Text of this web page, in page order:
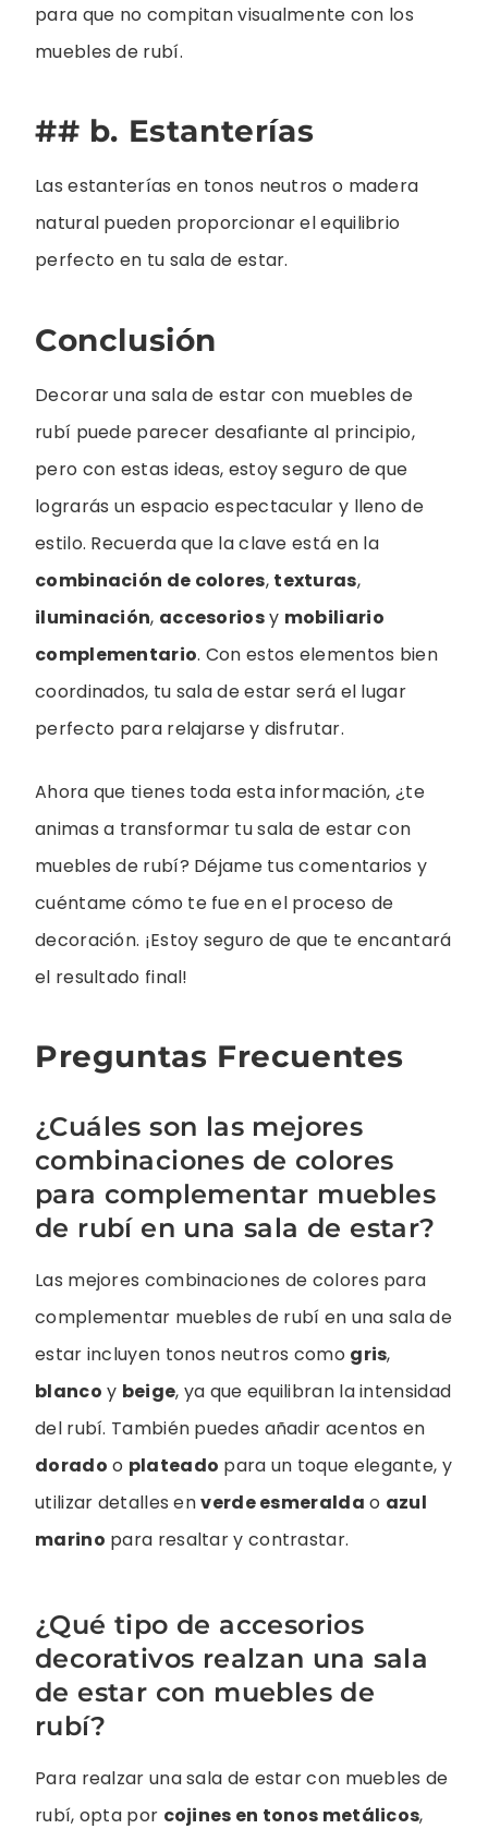
para que no compitan visualmente con los
muebles de rubí.
## b. Estanterías
Las estanterías en tonos neutros o madera
natural pueden proporcionar el equilibrio
perfecto en tu sala de estar.
Conclusión
Decorar una sala de estar con muebles de
rubí puede parecer desafiante al principio,
pero con estas ideas, estoy seguro de que
lograrás un espacio espectacular y lleno de
estilo. Recuerda que la clave está en la
combinación de colores, texturas,
iluminación, accesoriosy mobiliario
complementario. Con estos elementos bien
coordinados, tu sala de estar será el lugar
perfecto para relajarse y disfrutar.
Ahora que tienes toda esta información, ¿te
animas a transformar tu sala de estar con
muebles de rubí? Déjame tus comentarios y
cuéntame cómo te fue en el proceso de
decoración. ¡Estoy seguro de que te encantará
el resultado final!
Preguntas Frecuentes
¿Cuáles son las mejores
combinaciones de colores
para complementar muebles
de rubí en una sala de estar?
Las mejores combinaciones de colores para
complementar muebles de rubí en una sala de
estar incluyen tonos neutros como gris,
blanco y beige, ya que equilibran la intensidad
del rubí. También puedes añadir acentos en
dorado o plateado para un toque elegante, y
utilizar detalles enverde esmeralda o azul
marino para resaltar y contrastar.
¿Qué tipo de accesorios
decorativos realzan una sala
de estar con muebles de
rubí?
Para realzar una sala de estar con muebles de
rubí, opta por cojines en tonos metálicos,